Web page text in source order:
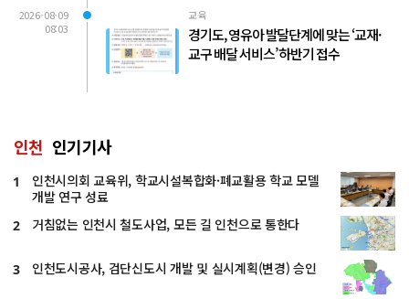
2026-08-09
08:03
교육
경기도, 영유아 발달단계에 맞는 ‘교재·
교구 배달 서비스’ 하반기 접수
인천 인기기사
1
인천시의회 교육위, 학교시설복합화·폐교활용 학교 모델
개발 연구 성료
2 거침없는 인천시 철도사업, 모든 길 인천으로 통한다
3 인천도시공사, 검단신도시 개발 및 실시계획(변경) 승인